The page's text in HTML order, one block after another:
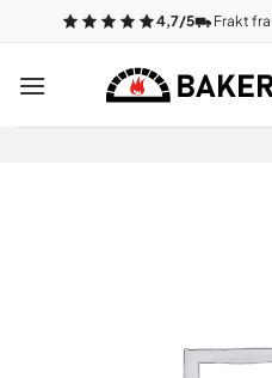
innhold
4,7/5 Frakt fra